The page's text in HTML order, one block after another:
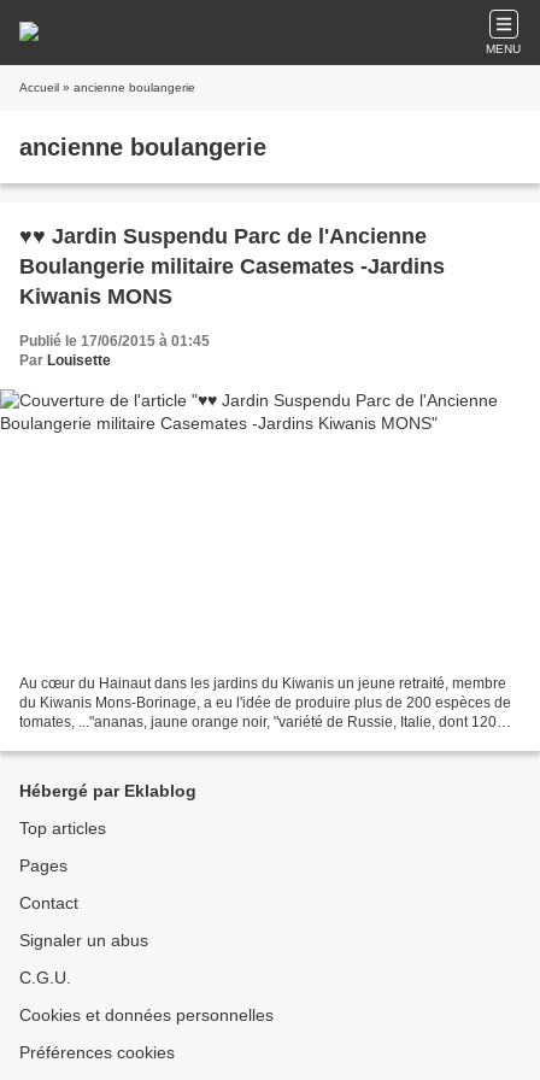
MENU
Accueil » ancienne boulangerie
ancienne boulangerie
♥♥ Jardin Suspendu Parc de l'Ancienne
Boulangerie militaire Casemates -Jardins
Kiwanis MONS
Publié le 17/06/2015 à 01:45
Par Louisette
Au cœur du Hainaut dans les jardins du Kiwanis un jeune retraité, membre
du Kiwanis Mons-Borinage, a eu l'idée de produire plus de 200 espèces de
tomates, ..."ananas, jaune orange noir, "variété de Russie, Italie, dont 120
Hébergé par Eklablog
Top articles
Pages
Contact
Signaler un abus
C.G.U.
Cookies et données personnelles
Préférences cookies